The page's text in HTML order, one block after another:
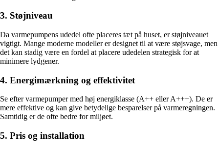
3. Støjniveau
Da varmepumpens udedel ofte placeres tæt på huset, er støjniveauet
vigtigt. Mange moderne modeller er designet til at være støjsvage, men
det kan stadig være en fordel at placere udedelen strategisk for at
minimere lydgener.
4. Energimærkning og effektivitet
Se efter varmepumper med høj energiklasse (A++ eller A+++). De er
mere effektive og kan give betydelige besparelser på varmeregningen.
Samtidig er de ofte bedre for miljøet.
5. Pris og installation